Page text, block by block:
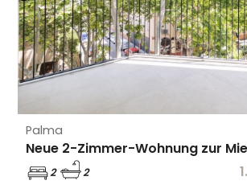
Palma
Neue 2-Zimmer-Wohnung zur
2 2